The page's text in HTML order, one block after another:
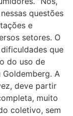
questões
e
setores. O
que
do uso de
Goldemberg. A
deve partir
muito
coletivo, sem